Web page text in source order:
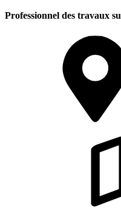
Professionnel des travaux